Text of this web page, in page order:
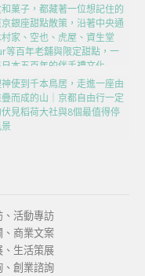
菓子，都藏著一位想記住的
銀座甜點散策，沿著中央通
家、空也、虎屋、資生堂
等百年老舖與限定甜點，一
本五百年的伴手禮文化
使到千本鳥居，走進一座由
而成的山｜京都自由行一定
見稻荷大社與8個最值得停
活動專訪
商業文案
生活策展
創業諮詢